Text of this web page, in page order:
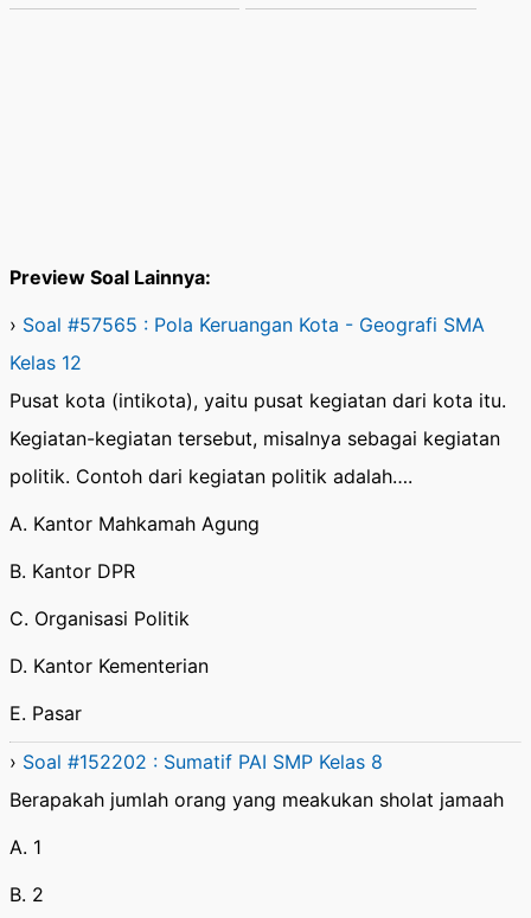
Preview Soal Lainnya:
› Soal #57565 : Pola Keruangan Kota - Geografi SMA
Kelas 12
Pusat kota (intikota), yaitu pusat kegiatan dari kota itu.
Kegiatan-kegiatan tersebut, misalnya sebagai kegiatan
politik. Contoh dari kegiatan politik adalah….
A. Kantor Mahkamah Agung
B. Kantor DPR
C. Organisasi Politik
D. Kantor Kementerian
E. Pasar
› Soal #152202 : Sumatif PAI SMP Kelas 8
Berapakah jumlah orang yang meakukan sholat jamaah
A. 1
B. 2